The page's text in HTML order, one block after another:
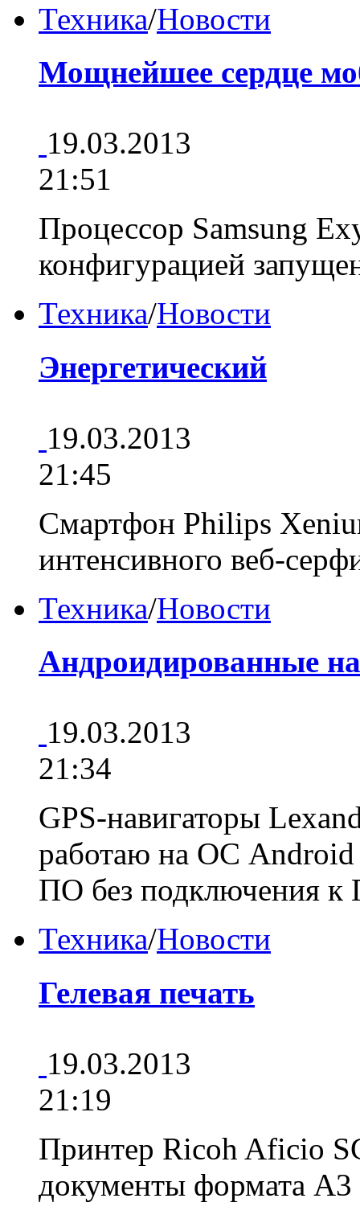
Техника/Новости
Мощнейшее сердце
19.03.2013
21:51
Процессор Samsung
конфигурацией
Техника/Новости
Энергетический
19.03.2013
21:45
Смартфон Philips
интенсивного веб-
Техника/Новости
Андроидированные
19.03.2013
21:34
GPS-навигаторы
работаю на ОС Android
ПО без подключения
Техника/Новости
Гелевая печать
19.03.2013
21:19
Принтер Ricoh Aficio
документы формата